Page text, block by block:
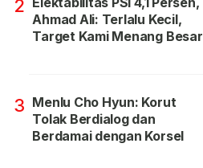
2
Ahmad Ali: Terlalu Kecil,
Target Kami Menang Besar
3 Menlu Cho Hyun: Korut
Tolak Berdialog dan
Berdamai dengan Korsel